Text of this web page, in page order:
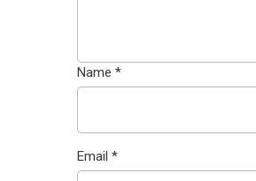
Name *
Email *